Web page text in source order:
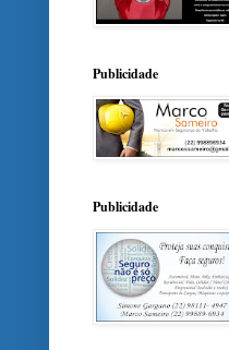
Publicidade
Publicidade